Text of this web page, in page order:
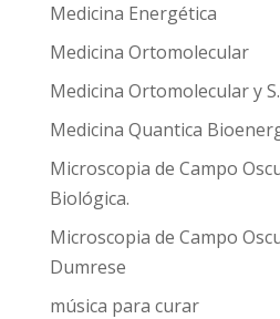
Medicina Energética
Medicina Ortomolecular
Medicina Ortomolecular y
Medicina Quantica
Microscopia de Campo
Biológica.
Microscopia de Campo
Dumrese
música para curar